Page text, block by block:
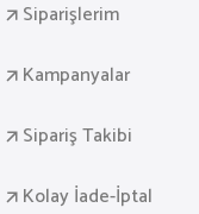
Siparişlerim
Kampanyalar
Sipariş Takibi
Kolay İade-İptal